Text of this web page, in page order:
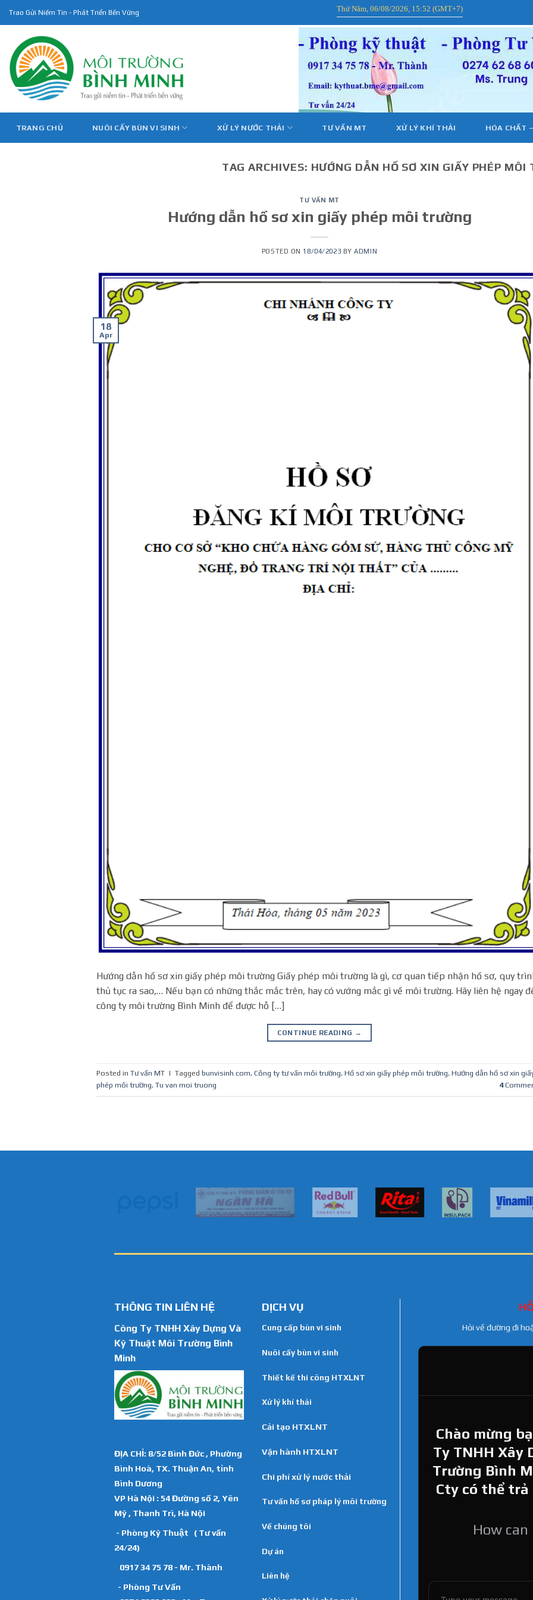
content
Trao Gửi Niềm Tin - Phát Triển Bền Vững Thứ Năm, 06/08/2026, 15:52 (GMT+7)
TRANG CHỦ NUÔI CẤY BÙN VI SINH XỬ LÝ NƯỚC THẢI TƯ VẤN MT XỬ LÝ KHÍ THẢI HÓA CHẤT
TAG ARCHIVES: HƯỚNG DẪN HỒ SƠ XIN GIẤY PHÉP MÔI
TƯ VẤN MT
Hướng dẫn hồ sơ xin giấy phép môi trường
POSTED ON 18/04/2023 BYADMIN
18
Apr
Hướng dẫn hồ sơ xin giấy phép môi trường Giấy phép môi trường là gì, cơ quan tiếp nhận hồ sơ, quy
thủ tục ra sao,… Nếu bạn có những thắc mắc trên, hay có vướng mắc gì về môi trường. Hãy liên hệ ngay
công ty môi trường Bình Minh để được hỗ […]
CONTINUE READING →
Posted in Tư vấn MT | Tagged bunvisinh.com, Công ty tư vấn môi trường, Hồ sơ xin giấy phép môi trường, Hướng dẫn hồ sơ xin
phép môi trường, Tu van moi truong 4
THÔNG TIN LIÊN HỆ
Công Ty TNHH Xây Dựng Và
Kỹ Thuật Môi Trường Bình
Minh
ĐỊA CHỈ: 8/52 Bình Đức , Phường
Bình Hoà, TX. Thuận An, tỉnh
Bình Dương
VP Hà Nội : 54 Đường số 2, Yên
Mỹ , Thanh Trì, Hà Nội
- Phòng Kỹ Thuật ( Tư vấn
24/24)
0917 34 75 78 - Mr. Thành
- Phòng Tư Vấn
DỊCH VỤ
Cung cấp bùn vi sinh
Nuôi cấy bùn vi sinh
Thiết kế thi công HTXLNT
Xử lý khí thải
Cải tạo HTXLNT
Vận hành HTXLNT
Chi phí xử lý nước thải
Tư vấn hồ sơ pháp lý môi trường
Về chúng tôi
Dự án
Liên hệ
Hỏi về đường đi
Chào mừng
Ty TNHH Xây
Trường Bình
Cty có thể trả
How can